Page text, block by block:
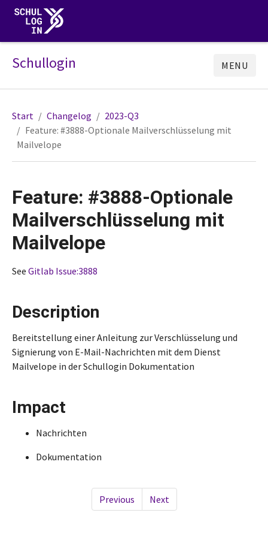
Schullogin MENU
Start Changelog
2023-Q3
Feature: #3888-Optionale Mailverschlüsselung mit
Mailvelope
Feature: #3888-Optionale
Mailverschlüsselung mit
Mailvelope
See Gitlab Issue:3888
Description
Bereitstellung einer Anleitung zur Verschlüsselung und
Signierung von E-Mail-Nachrichten mit dem Dienst
Mailvelope in der Schullogin Dokumentation
Impact
Nachrichten
Dokumentation
Previous Next